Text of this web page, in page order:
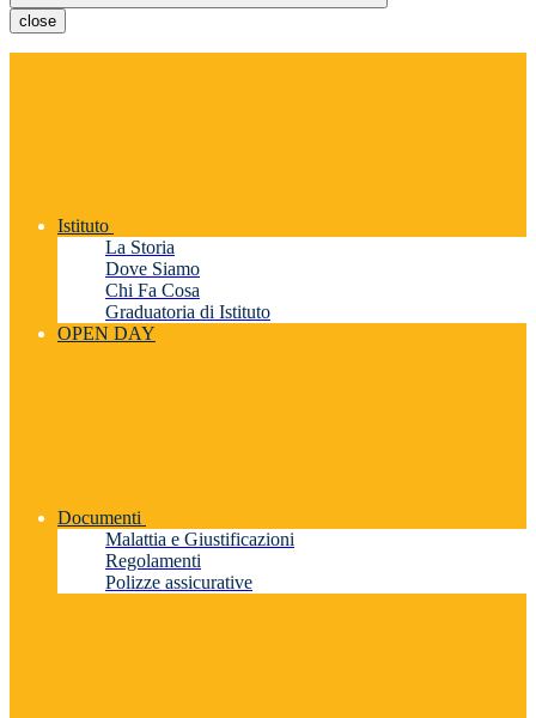
close
Istituto
La Storia
Dove Siamo
Chi Fa Cosa
Graduatoria di Istituto
OPEN DAY
Documenti
Malattia e Giustificazioni
Regolamenti
Polizze assicurative